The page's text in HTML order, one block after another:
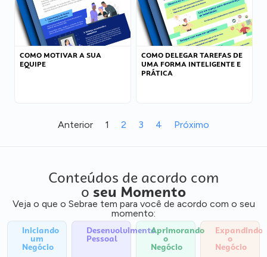
COMO MOTIVAR A SUA
EQUIPE
COMO DELEGAR TAREFAS DE
UMA FORMA INTELIGENTE E
PRÁTICA
Anterior 1 2 3 4 Próximo
Conteúdos de acordo com
o seu Momento
Veja o que o Sebrae tem para você de acordo com o seu
momento:
Iniciando
um
Negócio
Desenvolvimento
Pessoal
Aprimorando
o
Negócio
Expandindo
o
Negócio